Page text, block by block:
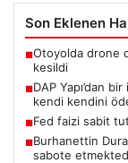
Son Eklenen
■Otoyolda drone
kesildi
■DAP Yapı’dan
kendi kendini
■Fed faizi sabit
■Burhanettin
sabote